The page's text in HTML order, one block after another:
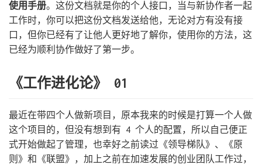
使用手册。这份文档就是你的个人接口，当与新协作者一起
工作时，你可以把这份文档发送给他，无论对方有没有接
口，但你已经有了让他人更好地了解你，使用你的方法，这
已经为顺利协作做好了第一步。
《工作进化论》 01
最近在带四个人做新项目，原本我来的时候是打算一个人做
这个项目的，但没有想到有 4 个人的配置，所以自己便正
式开始做起了管理，也幸好之前读过《领导梯队》、《原
则》和《联盟》，加上之前在加速发展的创业团队工作过，